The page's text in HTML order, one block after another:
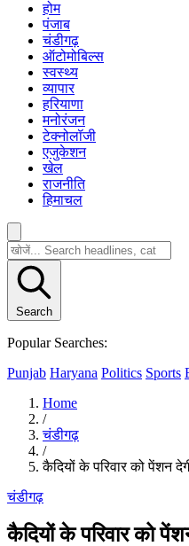
होम
पंजाब
चंडीगढ़
ऑटोमोबिल्स
स्वस्थ्य
व्यापार
हरियाणा
मनोरंजन
टेक्नोलॉजी
एजुकेशन
खेल
राजनीति
हिमाचल
Search
Popular Searches:
Punjab Haryana Politics Sports
Home
/
चंडीगढ़
/
कैदियों के परिवार को पेंशन
चंडीगढ़
कैदियों के परिवार को